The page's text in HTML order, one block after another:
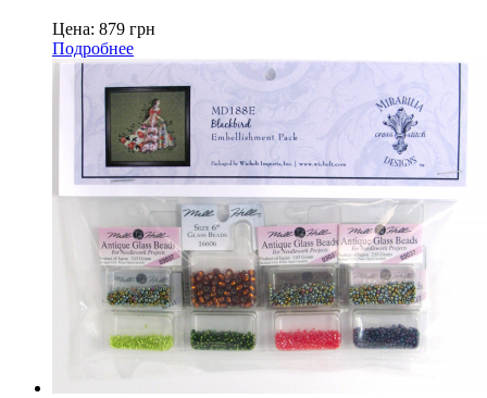
Цена: 879 грн
Подробнее